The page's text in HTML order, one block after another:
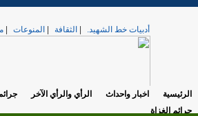
أدبيات خط الشهيد. الثقافة المنوعات
الرئيسية اخبار واحداث الرأي والرأي الآخر
جرائم الغزاة